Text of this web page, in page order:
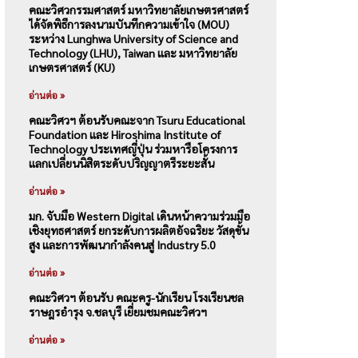
คณะวิศวกรรมศาสตร์ มหาวิทยาลัยเกษตรศาสตร์
ได้จัดพิธีการลงนามบันทึกความเข้าใจ (MOU)
ระหว่าง Lunghwa University of Science and
Technology (LHU), Taiwan และ มหาวิทยาลัย
เกษตรศาสตร์ (KU)
อ่านต่อ »
คณะวิศวฯ ต้อนรับคณะจาก Tsuru Educational
Foundation และ Hiroshima Institute of
Technology ประเทศญี่ปุ่น ร่วมหารือโครงการ
แลกเปลี่ยนนิสิตระดับปริญญาตรีระยะสั้น
อ่านต่อ »
มก. จับมือ Western Digital เดินหน้าความร่วมมือ
เชิงยุทธศาสตร์ ยกระดับการผลิตอัจฉริยะ วัสดุขั้น
สูง และการพัฒนากำลังคนสู่ Industry 5.0
อ่านต่อ »
คณะวิศวฯ ต้อนรับ คณะครู-นักเรียน โรงเรียนชล
ราษฎรอำรุง จ.ชลบุรี เยี่ยมชมคณะวิศวฯ
อ่านต่อ »